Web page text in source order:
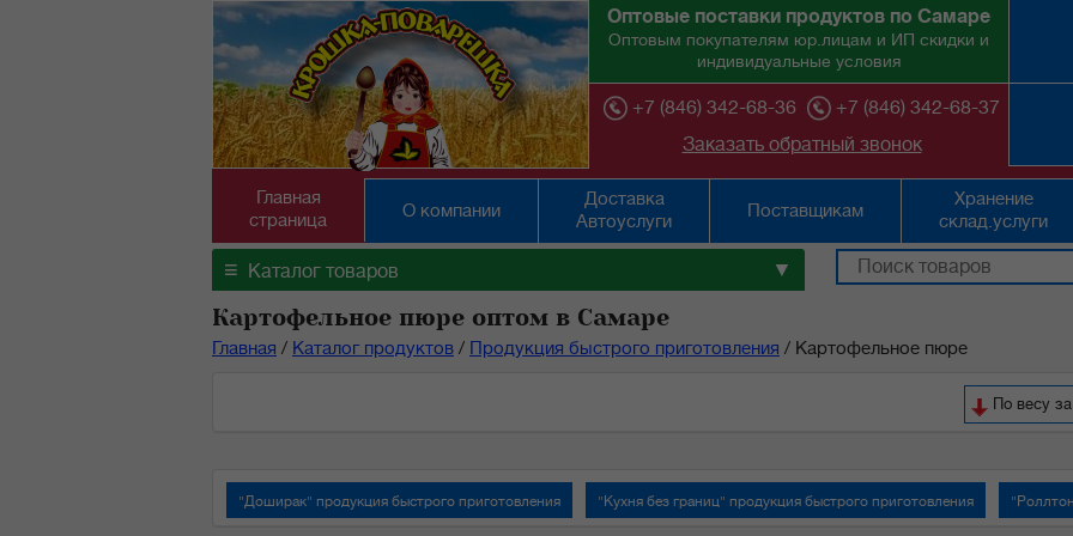
Оптовые поставки продуктов по Самаре
Оптовым покупателям юр.лицам и ИП скидки и
индивидуальные условия
+7 (846) 342-68-36
+7 (846) 342-68-37
Заказать обратный звонок
Главная
страница
О компании
Доставка
Автоуслуги
Поставщикам
Хранение
склад.услуги
≡ Каталог товаров ▼
Картофельное пюре оптом в Самаре
Главная / Каталог продуктов / Продукция быстрого приготовления / Картофельное пюре
По весу
"Доширак" продукция быстрого приготовления "Кухня без границ" продукция быстрого приготовления